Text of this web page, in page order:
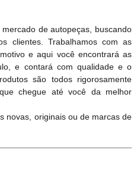
de autopeças, buscando
clientes. Trabalhamos com as
e aqui você encontrará as
e contará com qualidade e o
são todos rigorosamente
chegue até você da melhor
novas, originais ou de marcas de